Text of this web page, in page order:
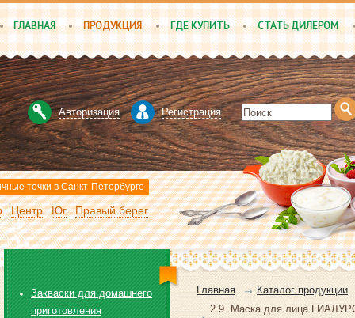
ГЛАВНАЯ ПРОДУКЦИЯ ГДЕ КУПИТЬ СТАТЬ ДИЛЕРОМ
Авторизация Регистрация
точки в Санкт-Петербурге
Центр Юг Правый берег
Главная
Каталог продукции
2.9. Маска для лица
Закваски для домашнего
приготовления